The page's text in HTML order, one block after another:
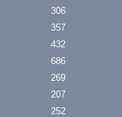
306
357
432
686
269
207
252